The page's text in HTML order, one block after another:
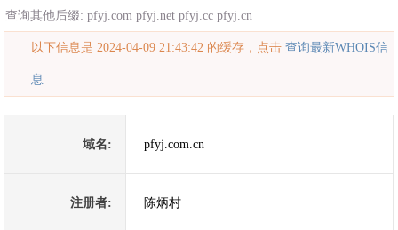
查询其他后缀:pfyj.com pfyj.net pfyj.cc pfyj.cn
以下信息是 2024-04-09 21:43:42 的缓存，点击查询最新WHOIS信
息
域名: pfyj.com.cn
注册者: 陈炳村